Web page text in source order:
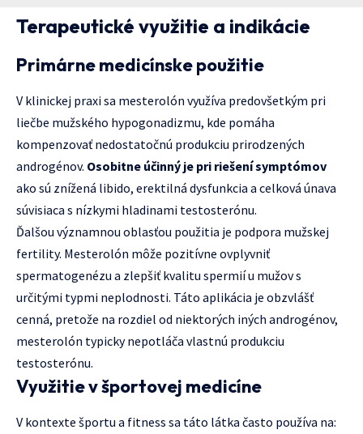
Terapeutické využitie a indikácie
Primárne medicínske použitie
V klinickej praxi sa mesterolón využíva predovšetkým pri
liečbe mužského hypogonadizmu, kde pomáha
kompenzovať nedostatočnú produkciu prirodzených
androgénov. Osobitne účinný je pri riešení symptómov
ako sú znížená libido, erektilná dysfunkcia a celková únava
súvisiaca s nízkymi hladinami testosterónu.
Ďalšou významnou oblasťou použitia je podpora mužskej
fertility. Mesterolón môže pozitívne ovplyvniť
spermatogenézu a zlepšiť kvalitu spermií u mužov s
určitými typmi neplodnosti. Táto aplikácia je obzvlášť
cenná, pretože na rozdiel od niektorých iných androgénov,
mesterolón typicky nepotláča vlastnú produkciu
testosterónu.
Využitie v športovej medicíne
V kontexte športu a fitness sa táto látka často používa na: